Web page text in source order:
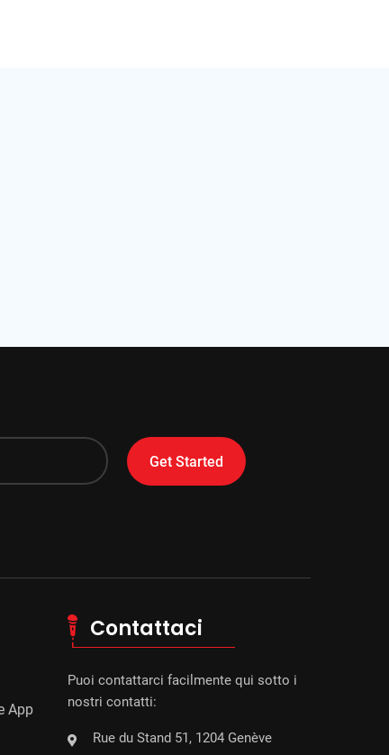
Get Started
App
Contattaci
Puoi contattarci facilmente qui sotto i
nostri contatti:
Rue du Stand 51, 1204 Genève